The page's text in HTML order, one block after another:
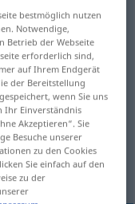
antippen)
bestmöglich nutzen
Notwendige,
Betrieb der Webseite
erforderlich sind,
auf Ihrem Endgerät
der Bereitstellung
wenn Sie uns
Ihr Einverständnis
Akzeptieren“. Sie
Besuche unserer
zu den Cookies
Sie einfach auf den
zu der